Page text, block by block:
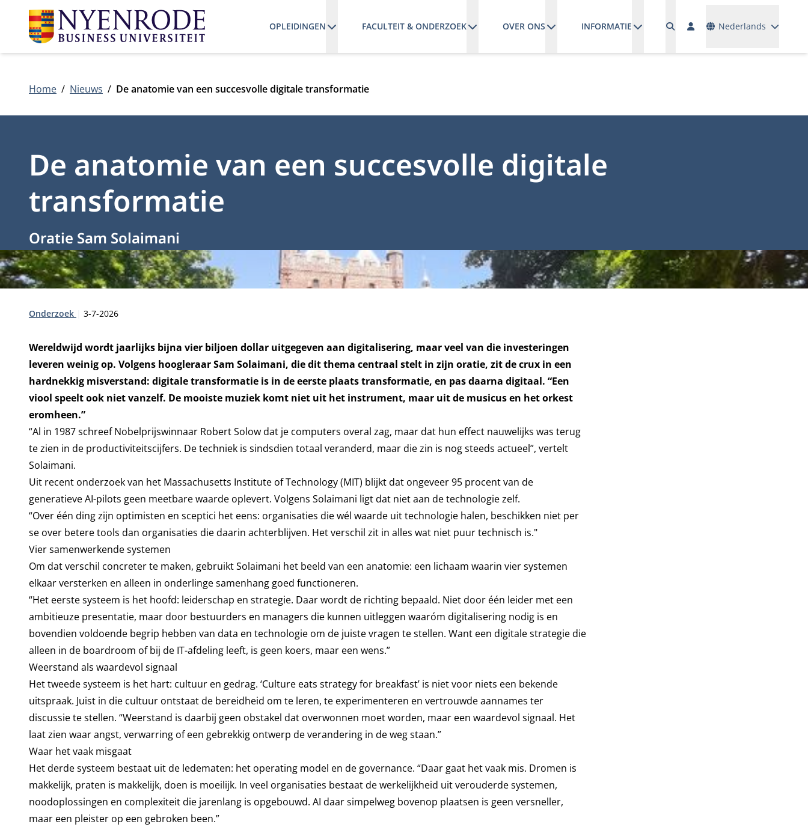
OPLEIDINGEN FACULTEIT & ONDERZOEK OVER ONS INFORMATIE Nederlands
Home Nieuws De anatomie van een succesvolle digitale transformatie
De anatomie van een succesvolle digitale
transformatie
Oratie Sam Solaimani
Type:
Onderzoek Publicatiedatum:
3-7-2026
Wereldwijd wordt jaarlijks bijna vier biljoen dollar uitgegeven aan digitalisering, maar veel van die investeringen
leveren weinig op. Volgens hoogleraar Sam Solaimani, die dit thema centraal stelt in zijn oratie, zit de crux in een
hardnekkig misverstand: digitale transformatie is in de eerste plaats transformatie, en pas daarna digitaal. “Een
viool speelt ook niet vanzelf. De mooiste muziek komt niet uit het instrument, maar uit de musicus en het orkest
eromheen.”
“Al in 1987 schreef Nobelprijswinnaar Robert Solow dat je computers overal zag, maar dat hun effect nauwelijks was terug
te zien in de productiviteitscijfers. De techniek is sindsdien totaal veranderd, maar die zin is nog steeds actueel”, vertelt
Solaimani.
Uit recent onderzoek van het Massachusetts Institute of Technology (MIT) blijkt dat ongeveer 95 procent van de
generatieve AI-pilots geen meetbare waarde oplevert. Volgens Solaimani ligt dat niet aan de technologie zelf.
“Over één ding zijn optimisten en sceptici het eens: organisaties die wél waarde uit technologie halen, beschikken niet per
se over betere tools dan organisaties die daarin achterblijven. Het verschil zit in alles wat niet puur technisch is."
Vier samenwerkende systemen
Om dat verschil concreter te maken, gebruikt Solaimani het beeld van een anatomie: een lichaam waarin vier systemen
elkaar versterken en alleen in onderlinge samenhang goed functioneren.
“Het eerste systeem is het hoofd: leiderschap en strategie. Daar wordt de richting bepaald. Niet door één leider met een
ambitieuze presentatie, maar door bestuurders en managers die kunnen uitleggen waaróm digitalisering nodig is en
bovendien voldoende begrip hebben van data en technologie om de juiste vragen te stellen. Want een digitale strategie die
alleen in de boardroom of bij de IT-afdeling leeft, is geen koers, maar een wens.”
Weerstand als waardevol signaal
Het tweede systeem is het hart: cultuur en gedrag. ‘Culture eats strategy for breakfast’ is niet voor niets een bekende
uitspraak. Juist in die cultuur ontstaat de bereidheid om te leren, te experimenteren en vertrouwde aannames ter
discussie te stellen. “Weerstand is daarbij geen obstakel dat overwonnen moet worden, maar een waardevol signaal. Het
laat zien waar angst, verwarring of een gebrekkig ontwerp de verandering in de weg staan.”
Waar het vaak misgaat
Het derde systeem bestaat uit de ledematen: het operating model en de governance. “Daar gaat het vaak mis. Dromen is
makkelijk, praten is makkelijk, doen is moeilijk. In veel organisaties bestaat de werkelijkheid uit verouderde systemen,
noodoplossingen en complexiteit die jarenlang is opgebouwd. AI daar simpelweg bovenop plaatsen is geen versneller,
maar een pleister op een gebroken been.”